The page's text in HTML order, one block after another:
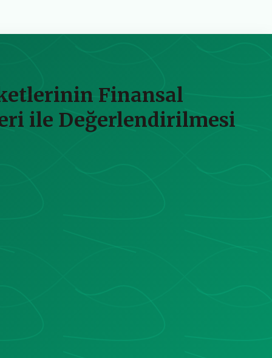
Finansal
ile Değerlendirilmesi